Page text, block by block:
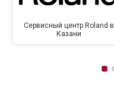
Сервисный центр Roland в
Казани